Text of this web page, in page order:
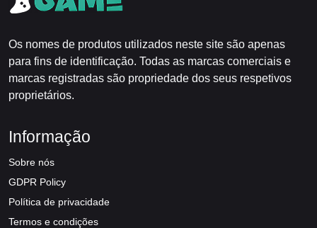
Os nomes de produtos utilizados neste site são apenas
para fins de identificação. Todas as marcas comerciais e
marcas registradas são propriedade dos seus respetivos
proprietários.
Informação
Sobre nós
GDPR Policy
Política de privacidade
Termos e condições